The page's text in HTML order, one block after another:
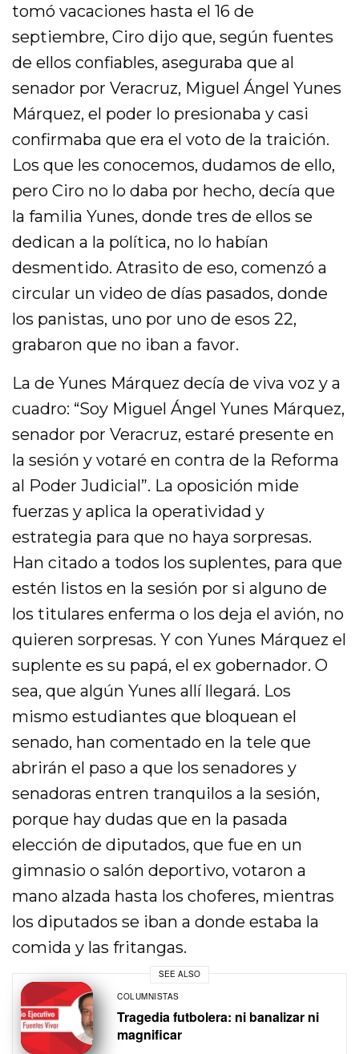
tomó vacaciones hasta el 16 de
septiembre, Ciro dijo que, según fuentes
de ellos confiables, aseguraba que al
senador por Veracruz, Miguel Ángel Yunes
Márquez, el poder lo presionaba y casi
confirmaba que era el voto de la traición.
Los que les conocemos, dudamos de ello,
pero Ciro no lo daba por hecho, decía que
la familia Yunes, donde tres de ellos se
dedican a la política, no lo habían
desmentido. Atrasito de eso, comenzó a
circular un video de días pasados, donde
los panistas, uno por uno de esos 22,
grabaron que no iban a favor.
La de Yunes Márquez decía de viva voz y a
cuadro: “Soy Miguel Ángel Yunes Márquez,
senador por Veracruz, estaré presente en
la sesión y votaré en contra de la Reforma
al Poder Judicial”. La oposición mide
fuerzas y aplica la operatividad y
estrategia para que no haya sorpresas.
Han citado a todos los suplentes, para que
estén listos en la sesión por si alguno de
los titulares enferma o los deja el avión, no
quieren sorpresas. Y con Yunes Márquez el
suplente es su papá, el ex gobernador. O
sea, que algún Yunes allí llegará. Los
mismo estudiantes que bloquean el
senado, han comentado en la tele que
abrirán el paso a que los senadores y
senadoras entren tranquilos a la sesión,
porque hay dudas que en la pasada
elección de diputados, que fue en un
gimnasio o salón deportivo, votaron a
mano alzada hasta los choferes, mientras
los diputados se iban a donde estaba la
comida y las fritangas.
SEE ALSO
COLUMNISTAS
Tragedia futbolera: ni banalizar ni
magnificar